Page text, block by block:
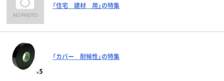
「住宅 建材 用」の特集
「カバー 耐候性」の特集